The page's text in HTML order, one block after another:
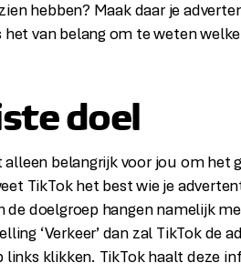
hebben? Maak daar je
van belang om te weten
doel
belangrijk voor jou om het
TikTok het best wie je
de doelgroep hangen namelijk
‘Verkeer’ dan zal TikTok de
links klikken. TikTok haalt deze